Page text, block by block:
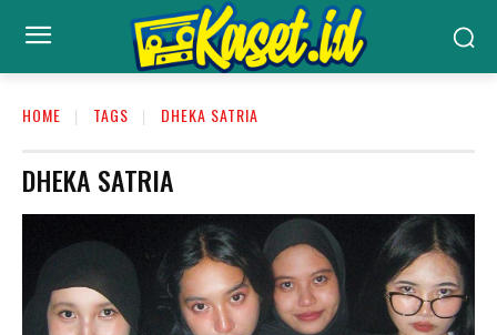
HOME TAGS DHEKA SATRIA
DHEKA SATRIA